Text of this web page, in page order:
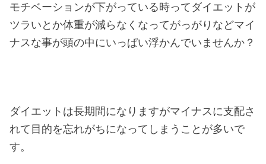
モチベーションが下がっている時ってダイエットが
ツラいとか体重が減らなくなってがっがりなどマイ
ナスな事が頭の中にいっぱい浮かんでいませんか？
ダイエットは長期間になりますがマイナスに支配さ
れて目的を忘れがちになってしまうことが多いで
す。